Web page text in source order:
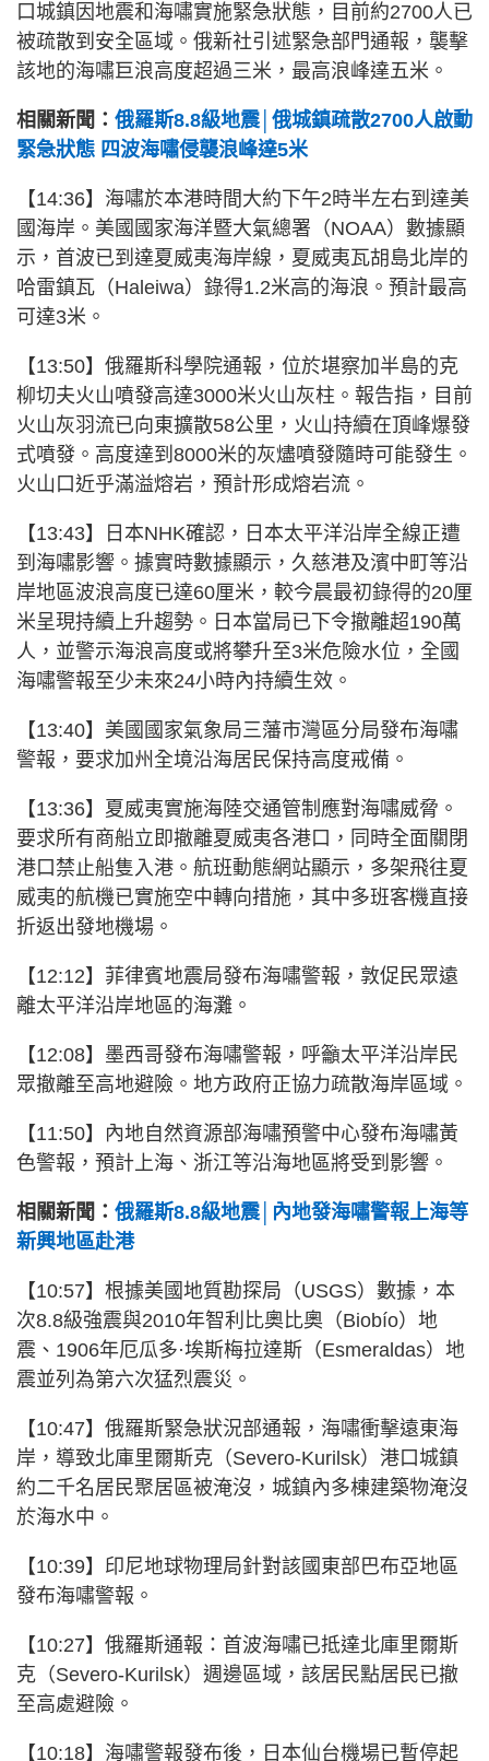
口城鎮因地震和海嘯實施緊急狀態，目前約2700人已
被疏散到安全區域。俄新社引述緊急部門通報，襲擊
該地的海嘯巨浪高度超過三米，最高浪峰達五米。
相關新聞： 俄羅斯8.8級地震│俄城鎮疏散2700人啟動
緊急狀態 四波海嘯侵襲浪峰達5米
【14:36】海嘯於本港時間大約下午2時半左右到達美
國海岸。美國國家海洋暨大氣總署（NOAA）數據顯
示，首波已到達夏威夷海岸線，夏威夷瓦胡島北岸的
哈雷鎮瓦（Haleiwa）錄得1.2米高的海浪。預計最高
可達3米。
【13:50】俄羅斯科學院通報，位於堪察加半島的克
柳切夫火山噴發高達3000米火山灰柱。報告指，目前
火山灰羽流已向東擴散58公里，火山持續在頂峰爆發
式噴發。高度達到8000米的灰燼噴發隨時可能發生。
火山口近乎滿溢熔岩，預計形成熔岩流。
【13:43】日本NHK確認，日本太平洋沿岸全線正遭
到海嘯影響。 據實時數據顯示，久慈港及濱中町等沿
岸地區波浪高度已達60厘米，較今晨最初錄得的20厘
米呈現持續上升趨勢。 日本當局已下令撤離超190萬
人，並警示海浪高度或將攀升至3米危險水位，全國
海嘯警報至少未來24小時內持續生效。
【13:40】美國國家氣象局三藩市灣區分局發布海嘯
警報，要求加州全境沿海居民保持高度戒備。
【13:36】 夏威夷實施海陸交通管制應對海嘯威脅。
要求所有商船立即撤離夏威夷各港口，同時全面關閉
港口禁止船隻入港。航班動態網站顯示，多架飛往夏
威夷的航機已實施空中轉向措施，其中多班客機直接
折返出發地機場。
【12:12】菲律賓地震局發布海嘯警報，敦促民眾遠
離太平洋沿岸地區的海灘。
【12:08】墨西哥發布海嘯警報，呼籲太平洋沿岸民
眾撤離至高地避險。地方政府正協力疏散海岸區域。
【11:50】內地自然資源部海嘯預警中心發布海嘯黃
色警報，預計上海、浙江等沿海地區將受到影響。
相關新聞： 俄羅斯8.8級地震│內地發海嘯警報上海等
新興地區赴港
【10:57】根據美國地質勘探局（USGS）數據，本
次8.8級強震與2010年智利比奧比奧（Biobío）地
震、1906年厄瓜多·埃斯梅拉達斯（Esmeraldas）地
震並列為第六次猛烈震災。
【10:47】俄羅斯緊急狀況部通報，海嘯衝擊遠東海
岸，導致北庫里爾斯克（Severo-Kurilsk）港口城鎮
約二千名居民聚居區被淹沒，城鎮內多棟建築物淹沒
於海水中。
【10:39】印尼地球物理局針對該國東部巴布亞地區
發布海嘯警報。
【10:27】俄羅斯通報：首波海嘯已抵達北庫里爾斯
克（Severo-Kurilsk）週邊區域，該居民點居民已撤
至高處避險。
【10:18】海嘯警報發布後，日本仙台機場已暫停起